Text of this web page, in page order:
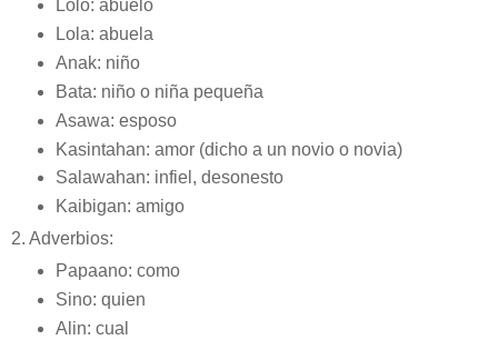
Lolo: abuelo
Lola: abuela
Anak: niño
Bata: niño o niña pequeña
Asawa: esposo
Kasintahan: amor (dicho a un novio o novia)
Salawahan: infiel, desonesto
Kaibigan: amigo
2. Adverbios:
Papaano: como
Sino: quien
Alin: cual